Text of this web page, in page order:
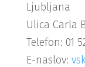
Ljubljana
Ulica Carla
Telefon: 01
E-naslov: